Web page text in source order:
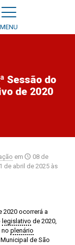
MENU
Sessão do
de 2020
em
08 de
de abril de 2025 às
ocorrerá a
legislativo de 2020,
no plenário
de São